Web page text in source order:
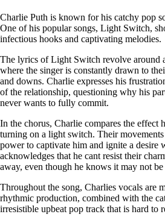
Charlie Puth is known for his catchy pop
One of his popular songs, Light Switch,
infectious hooks and captivating melodies.
The lyrics of Light Switch revolve around
where the singer is constantly drawn to
and downs. Charlie expresses his
of the relationship, questioning why his
never wants to fully commit.
In the chorus, Charlie compares the effect
turning on a light switch. Their movements
power to captivate him and ignite a desire
acknowledges that he cant resist their
away, even though he knows it may not be
Throughout the song, Charlies vocals are
rhythmic production, combined with the
irresistible upbeat pop track that is hard to